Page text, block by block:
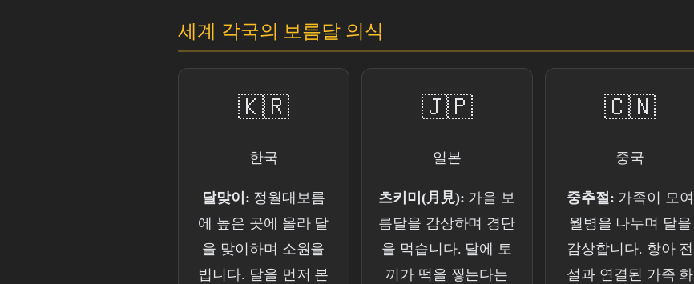
세계 각국의 보름달 의식
🇰🇷
한국
달맞이: 정월대보름
에 높은 곳에 올라 달
을 맞이하며 소원을
빕니다. 달을 먼저 본
🇯🇵
일본
츠키미(月見): 가을 보
름달을 감상하며 경단
을 먹습니다. 달에 토
끼가 떡을 찧는다는
🇨🇳
중국
중추절: 가족이 모여
월병을 나누며 달을
감상합니다. 항아 전
설과 연결된 가족 화